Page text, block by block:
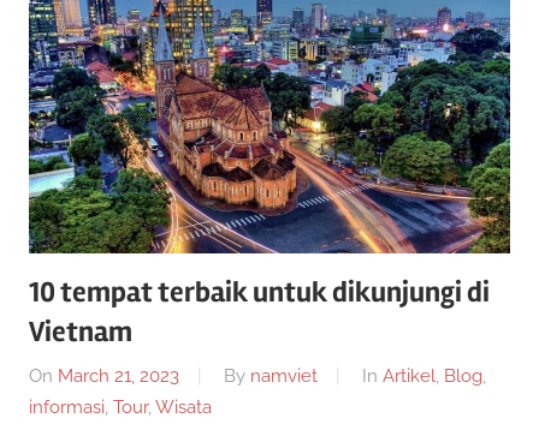
a
r
S
i
t
u
s
g
e
n
s
l
o
t
o
n
i
n
e
10 tempat terbaik untuk dikunjungi di
Vietnam
On March 21, 2023 By namviet In Artikel, Blog,
informasi, Tour, Wisata